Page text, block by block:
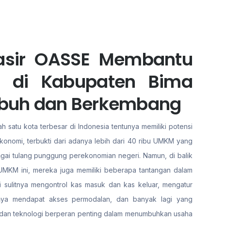
OASSE Membantu
di Kabupaten Bima
dan Berkembang
satu kota terbesar di Indonesia tentunya memiliki potensi
terbukti dari adanya lebih dari 40 ribu UMKM yang
tulang punggung perekonomian negeri. Namun, di balik
ini, mereka juga memiliki beberapa tantangan dalam
sulitnya mengontrol kas masuk dan kas keluar, mengatur
mendapat akses permodalan, dan banyak lagi yang
teknologi berperan penting dalam menumbuhkan usaha